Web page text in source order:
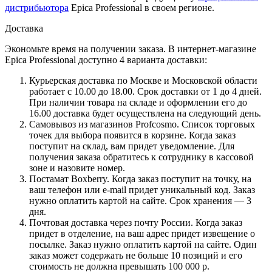
дистрибьютора Epica Professional в своем регионе.
Доставка
Экономьте время на получении заказа. В интернет-магазине
Epica Professional доступно 4 варианта доставки:
Курьерская доставка по Москве и Московской области
работает с 10.00 до 18.00. Срок доставки от 1 до 4 дней.
При наличии товара на складе и оформлении его до
16.00 доставка будет осуществлена на следующий день.
Самовывоз из магазинов Profcosmo. Список торговых
точек для выбора появится в корзине. Когда заказ
поступит на склад, вам придет уведомление. Для
получения заказа обратитесь к сотруднику в кассовой
зоне и назовите номер.
Постамат Boxberry. Когда заказ поступит на точку, на
ваш телефон или e-mail придет уникальный код. Заказ
нужно оплатить картой на сайте. Срок хранения — 3
дня.
Почтовая доставка через почту России. Когда заказ
придет в отделение, на ваш адрес придет извещение о
посылке. Заказ нужно оплатить картой на сайте. Один
заказ может содержать не больше 10 позиций и его
стоимость не должна превышать 100 000 р.